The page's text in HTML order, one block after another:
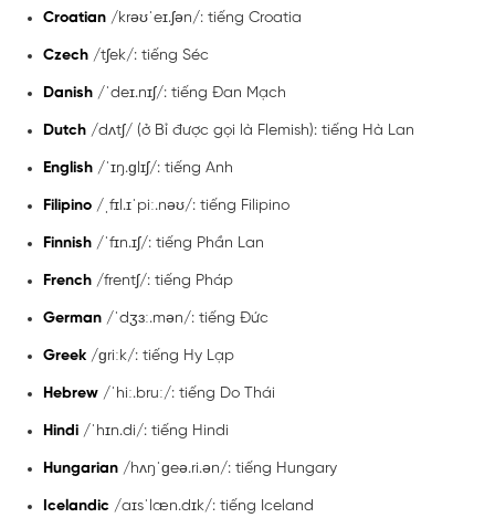
Croatian /krəʊˈeɪ.ʃən/: tiếng Croatia
Czech /tʃek/: tiếng Séc
Danish /ˈdeɪ.nɪʃ/: tiếng Đan Mạch
Dutch /dʌtʃ/ (ở Bỉ được gọi là Flemish): tiếng Hà Lan
English /ˈɪŋ.ɡlɪʃ/: tiếng Anh
Filipino /ˌfɪl.ɪˈpiː.nəʊ/: tiếng Filipino
Finnish /ˈfɪn.ɪʃ/: tiếng Phần Lan
French /frentʃ/: tiếng Pháp
German /ˈdʒɜː.mən/: tiếng Đức
Greek /ɡriːk/: tiếng Hy Lạp
Hebrew /ˈhiː.bruː/: tiếng Do Thái
Hindi /ˈhɪn.di/: tiếng Hindi
Hungarian /hʌŋˈɡeə.ri.ən/: tiếng Hungary
Icelandic /aɪsˈlæn.dɪk/: tiếng Iceland